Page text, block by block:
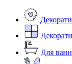
Для